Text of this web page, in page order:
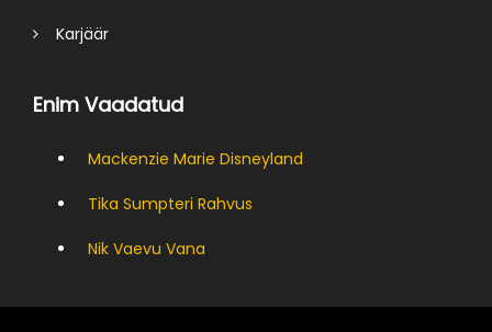
Karjäär
Enim Vaadatud
Mackenzie Marie Disneyland
Tika Sumpteri Rahvus
Nik Vaevu Vana